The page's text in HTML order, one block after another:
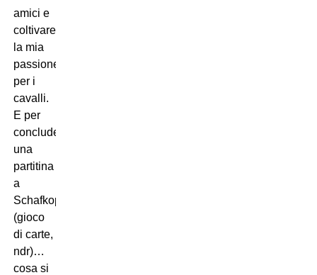
amici e
coltivare
la mia
passione
per i
cavalli.
E per
concludere,
una
partitina
a
Schafkopf
(gioco
di carte,
ndr)…
cosa si